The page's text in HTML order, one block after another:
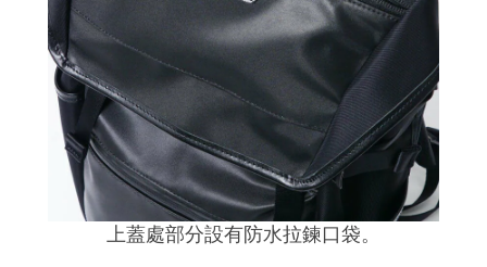
上蓋處部分設有防水拉鍊口袋。